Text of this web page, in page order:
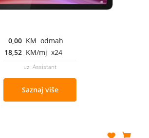
0,00 KM odmah
18,52 KM/mj x24
uz Assistant
Saznaj više